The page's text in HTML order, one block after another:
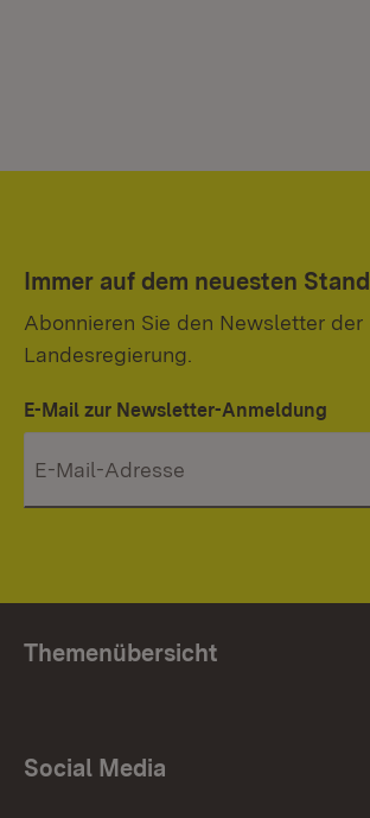
Immer auf dem neuesten Stand
Abonnieren Sie den Newsletter der
Landesregierung.
E-Mail zur Newsletter-Anmeldung
Themenübersicht
Social Media